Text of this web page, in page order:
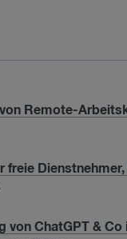
Remote-
freie
von ChatGPT &